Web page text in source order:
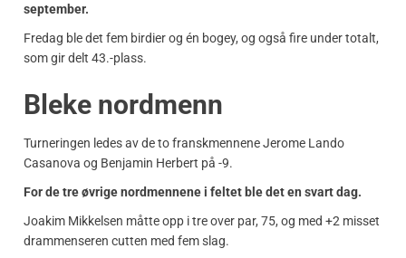
september.
Fredag ble det fem birdier og én bogey, og også fire under totalt,
som gir delt 43.-plass.
Bleke nordmenn
Turneringen ledes av de to franskmennene Jerome Lando
Casanova og Benjamin Herbert på -9.
For de tre øvrige nordmennene i feltet ble det en svart dag.
Joakim Mikkelsen måtte opp i tre over par, 75, og med +2 misset
drammenseren cutten med fem slag.